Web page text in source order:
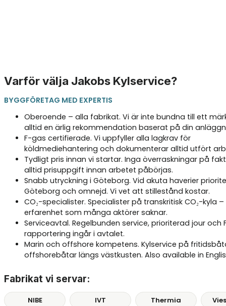
Varför välja Jakobs Kylservice?
BYGGFÖRETAG MED EXPERTIS
Oberoende – alla fabrikat. Vi är inte bundna till ett
alltid en ärlig rekommendation baserat på din
F-gas certifierade. Vi uppfyller alla lagkrav för
köldmediehantering och dokumenterar alltid utfört
Tydligt pris innan vi startar. Inga överraskningar på
alltid prisuppgift innan arbetet påbörjas.
Snabb utryckning i Göteborg. Vid akuta haverier
Göteborg och omnejd. Vi vet att stillestånd kostar.
CO₂-specialister. Specialister på transkritisk CO₂-kyla
erfarenhet som många aktörer saknar.
Serviceavtal. Regelbunden service, prioriterad jour och
rapportering ingår i avtalet.
Marin och offshore kompetens. Kylservice på
offshorebåtar längs västkusten. Also available in
Fabrikat vi servar:
NIBE IVT Thermia